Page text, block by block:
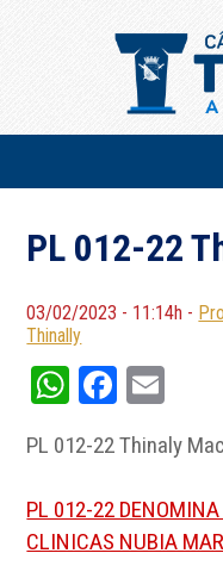
PL 012-22
03/02/2023 - 11:14h -
Thinally
WhatsApp
PL 012-22 Thinaly
PL 012-22
CLINICAS NUBIA